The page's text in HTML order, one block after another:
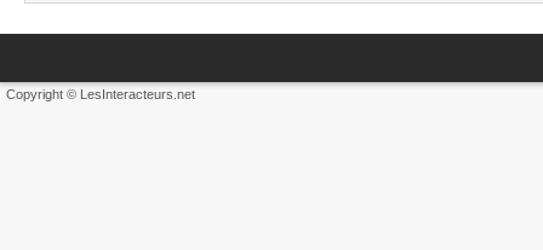
Copyright © LesInteracteurs.net